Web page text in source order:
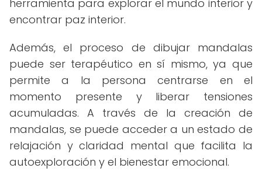
herramienta para explorar el mundo interior y
encontrar paz interior.
Además, el proceso de dibujar mandalas
puede ser terapéutico en sí mismo, ya que
permite a la persona centrarse en el
momento presente y liberar tensiones
acumuladas. A través de la creación de
mandalas, se puede acceder a un estado de
relajación y claridad mental que facilita la
autoexploración y el bienestar emocional.